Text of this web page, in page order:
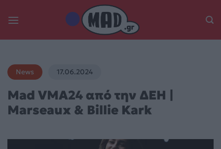
News 17.06.2024
Mad VMA24 από την ΔΕΗ |
Marseaux & Billie Kark